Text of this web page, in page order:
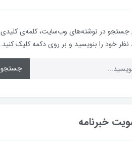
جستجو در نوشته‌های وب‌سایت، کلمه‌ی کلیدی
نظر خود را بنویسید و بر روی دکمه کلیک کنید.
جستجو
خبرنامه